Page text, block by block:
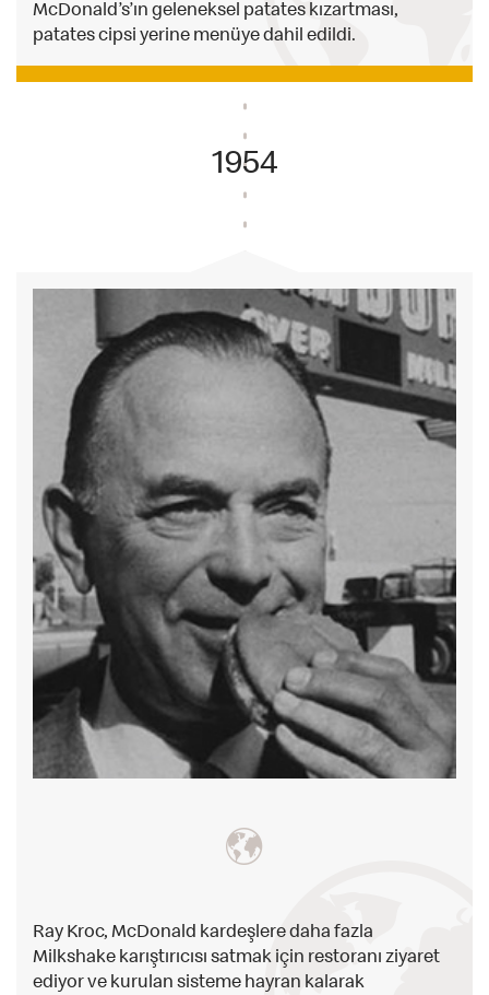
McDonald’s’ın geleneksel patates kızartması,
patates cipsi yerine menüye dahil edildi.
1954
Ray Kroc, McDonald kardeşlere daha fazla
Milkshake karıştırıcısı satmak için restoranı ziyaret
ediyor ve kurulan sisteme hayran kalarak